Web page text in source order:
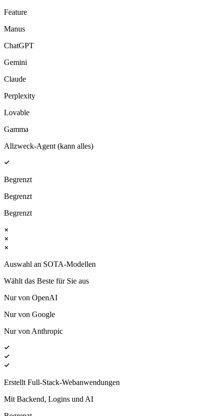
Feature
Manus
ChatGPT
Gemini
Claude
Perplexity
Lovable
Gamma
Allzweck-Agent (kann alles)
Begrenzt
Begrenzt
Begrenzt
Auswahl an SOTA-Modellen
Wählt das Beste für Sie aus
Nur von OpenAI
Nur von Google
Nur von Anthropic
Erstellt Full-Stack-Webanwendungen
Mit Backend, Logins und AI